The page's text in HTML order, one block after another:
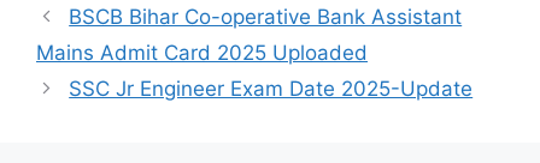
BSCB Bihar Co-operative Bank Assistant
Mains Admit Card 2025 Uploaded
SSC Jr Engineer Exam Date 2025-Update